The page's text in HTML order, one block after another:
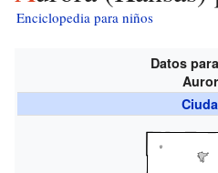
Enciclopedia para niños
Datos